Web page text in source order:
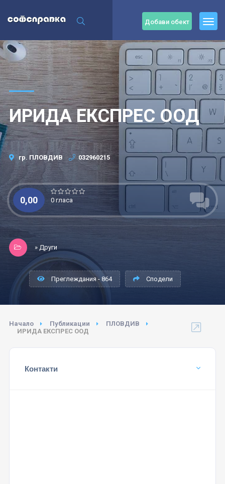
Добави обект
ИРИДА ЕКСПРЕС ООД
гр. ПЛОВДИВ 032960215
0,00 0 гласа
» Други
Преглеждания - 864 Сподели
Начало Публикации
ПЛОВДИВ
ИРИДА ЕКСПРЕС ООД
Контакти